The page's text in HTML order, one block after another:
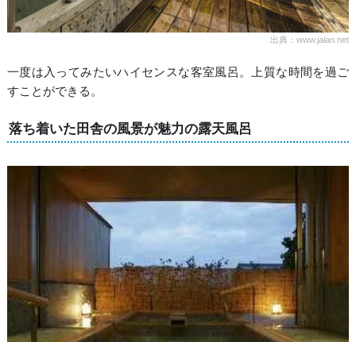
出典：www.jalan.net
一度は入ってみたいハイセンスな客室風呂。上質な時間を過ご
すことができる。
落ち着いた田舎の風景が魅力の露天風呂